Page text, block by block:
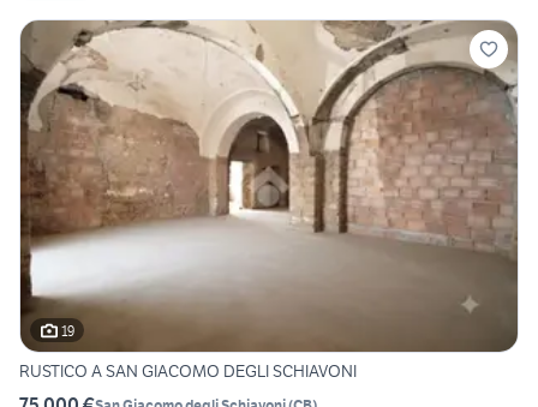
19
RUSTICO A SAN GIACOMO DEGLI SCHIAVONI